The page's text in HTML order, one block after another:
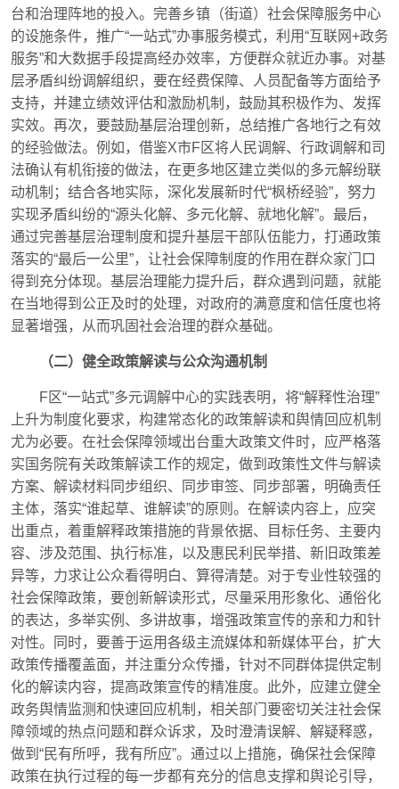
台和治理阵地的投入。完善乡镇（街道）社会保障服务中心
的设施条件，推广“一站式”办事服务模式，利用“互联网+政务
服务”和大数据手段提高经办效率，方便群众就近办事。对基
层矛盾纠纷调解组织，要在经费保障、人员配备等方面给予
支持，并建立绩效评估和激励机制，鼓励其积极作为、发挥
实效。再次，要鼓励基层治理创新，总结推广各地行之有效
的经验做法。例如，借鉴X市F区将人民调解、行政调解和司
法确认有机衔接的做法，在更多地区建立类似的多元解纷联
动机制；结合各地实际，深化发展新时代“枫桥经验”，努力
实现矛盾纠纷的“源头化解、多元化解、就地化解”。最后，
通过完善基层治理制度和提升基层干部队伍能力，打通政策
落实的“最后一公里”，让社会保障制度的作用在群众家门口
得到充分体现。基层治理能力提升后，群众遇到问题，就能
在当地得到公正及时的处理，对政府的满意度和信任度也将
显著增强，从而巩固社会治理的群众基础。
（二）健全政策解读与公众沟通机制
F区“一站式”多元调解中心的实践表明，将“解释性治理”
上升为制度化要求，构建常态化的政策解读和舆情回应机制
尤为必要。在社会保障领域出台重大政策文件时，应严格落
实国务院有关政策解读工作的规定，做到政策性文件与解读
方案、解读材料同步组织、同步审签、同步部署，明确责任
主体，落实“谁起草、谁解读”的原则。在解读内容上，应突
出重点，着重解释政策措施的背景依据、目标任务、主要内
容、涉及范围、执行标准，以及惠民利民举措、新旧政策差
异等，力求让公众看得明白、算得清楚。对于专业性较强的
社会保障政策，要创新解读形式，尽量采用形象化、通俗化
的表达，多举实例、多讲故事，增强政策宣传的亲和力和针
对性。同时，要善于运用各级主流媒体和新媒体平台，扩大
政策传播覆盖面，并注重分众传播，针对不同群体提供定制
化的解读内容，提高政策宣传的精准度。此外，应建立健全
政务舆情监测和快速回应机制，相关部门要密切关注社会保
障领域的热点问题和群众诉求，及时澄清误解、解疑释惑，
做到“民有所呼，我有所应”。通过以上措施，确保社会保障
政策在执行过程的每一步都有充分的信息支撑和舆论引导，